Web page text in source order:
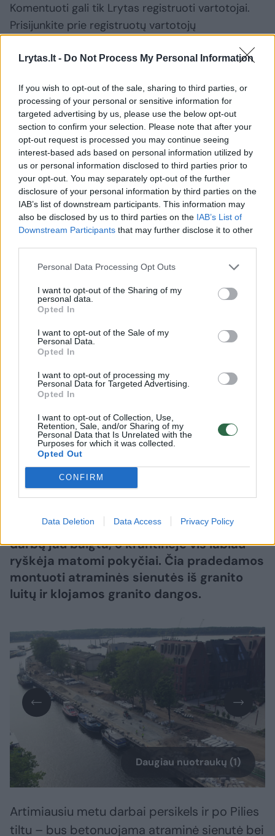
Lrytas.lt - Do Not Process My Personal Information
If you wish to opt-out of the sale, sharing to third parties, or
processing of your personal or sensitive information for
targeted advertising by us, please use the below opt-out
section to confirm your selection. Please note that after your
opt-out request is processed you may continue seeing
interest-based ads based on personal information utilized by
us or personal information disclosed to third parties prior to
your opt-out. You may separately opt-out of the further
disclosure of your personal information by third parties on the
IAB’s list of downstream participants. This information may
also be disclosed by us to third parties on the IAB’s List of
Downstream Participants that may further disclose it to other
Personal Data Processing Opt Outs
I want to opt-out of the Sharing of my
personal data.
Opted In
I want to opt-out of the Sale of my
Personal Data.
Opted In
I want to opt-out of processing my
Personal Data for Targeted Advertising.
Opted In
I want to opt-out of Collection, Use,
Retention, Sale, and/or Sharing of my
Personal Data that Is Unrelated with the
Purposes for which it was collected.
Opted Out
CONFIRM
Data Deletion Data Access Privacy Policy
Komentuoti gali tik Lrytas registruoti vartotojai.
Prisijunkite prie registruotų vartotojų
Rodyti komentarus
Prisijungti komentatoriams
Radaras
Išskirtinės Klaipėdos vietos
atnaujinimas juda į priekį –
pokyčiai vis labiau ryškėja
2026 m. rugpjūčio 6 d. 13:55
Lrytas.lt
Klaipėdoje juda į priekį – dalis svarbių
darbų jau baigta, o krantinėje vis labiau
ryškėja matomi pokyčiai. Čia pradedamos
montuoti atraminės sienutės iš granito
luitų ir klojamos granito dangos.
Daugiau nuotraukų (1)
Artimiausiu metu darbai persikels ir po Pilies
tiltu – bus betonuojama atraminė sienutė bei